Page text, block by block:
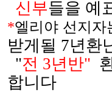
신부들을 예
*엘리야 선지자
받게될 7년환
"전 3년반"
합니다